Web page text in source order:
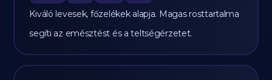
Kiváló levesek, főzelékek alapja. Magas rosttartalma
segíti az emésztést és a teltségérzetet.